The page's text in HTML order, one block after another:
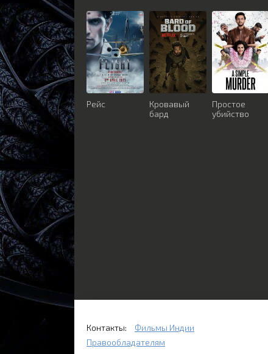
Рейс
Кровавый
бард
Простое
убийство
Контакты:
Фильмы Индии
Правообладателям